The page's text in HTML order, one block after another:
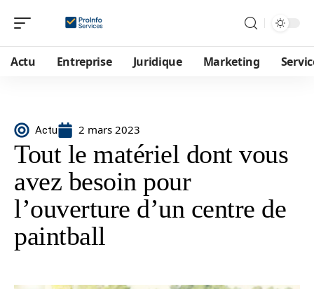
Actu Entreprise Juridique Marketing
Actu 2 mars 2023
Tout le matériel dont vous
avez besoin pour
l’ouverture d’un centre de
paintball